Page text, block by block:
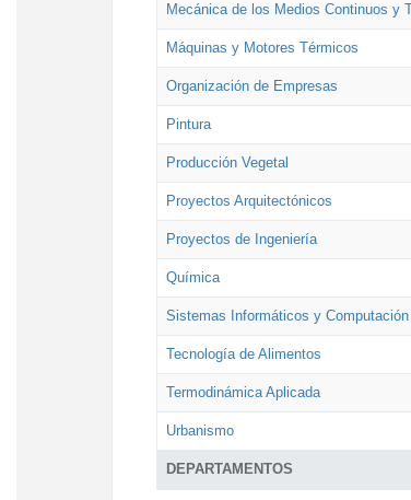
DEPARTAMENTOS
Mecánica de los Medios Continuos y
Máquinas y Motores Térmicos
Organización de Empresas
Pintura
Producción Vegetal
Proyectos Arquitectónicos
Proyectos de Ingeniería
Química
Sistemas Informáticos y Computación
Tecnología de Alimentos
Termodinámica Aplicada
Urbanismo